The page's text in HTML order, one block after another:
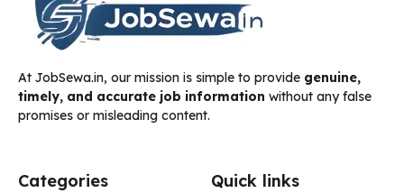
At JobSewa.in, our mission is simple to provide genuine,
timely, and accurate job information without any false
promises or misleading content.
Categories Quick links